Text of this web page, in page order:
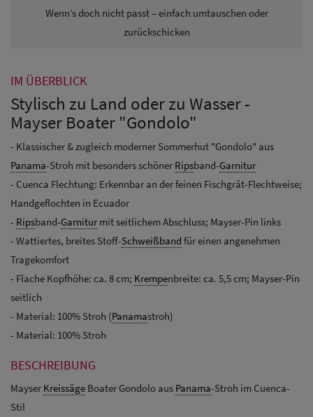
Herren
Wenn’s doch nicht passt – einfach umtauschen oder
zurückschicken
IM ÜBERBLICK
Stylisch zu Land oder zu Wasser -
Mayser Boater "Gondolo"
- Klassischer & zugleich moderner Sommerhut "Gondolo" aus
Panama-Stroh mit besonders schöner Ripsband-Garnitur
- Cuenca Flechtung: Erkennbar an der feinen Fischgrät-Flechtweise;
Handgeflochten in Ecuador
- Ripsband-Garnitur mit seitlichem Abschluss; Mayser-Pin links
- Wattiertes, breites Stoff-Schweißband für einen angenehmen
Tragekomfort
- Flache Kopfhöhe: ca. 8 cm; Krempenbreite: ca. 5,5 cm; Mayser-Pin
seitlich
- Material: 100% Stroh (Panamastroh)
- Material: 100% Stroh
BESCHREIBUNG
Mayser Kreissäge Boater Gondolo aus Panama-Stroh im Cuenca-
Stil